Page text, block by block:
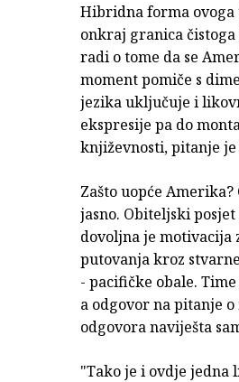
Hibridna forma ovoga
onkraj granica čistoga
radi o tome da se
moment pomiče s
jezika uključuje i
ekspresije pa do
književnosti, pitanje je
Zašto uopće
jasno. Obiteljski
dovoljna je motivacija
putovanja kroz
- pacifičke obale.
a odgovor na pitanje
odgovora naviješta
"Tako je i ovdje jedna